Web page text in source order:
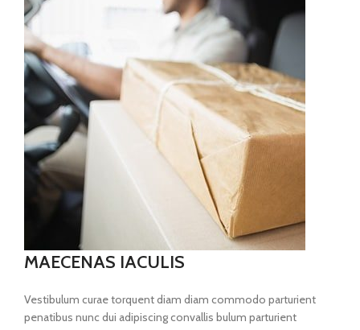
MAECENAS IACULIS
Vestibulum curae torquent diam diam commodo parturient
penatibus nunc dui adipiscing convallis bulum parturient